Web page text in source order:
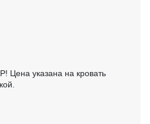
указана на кровать